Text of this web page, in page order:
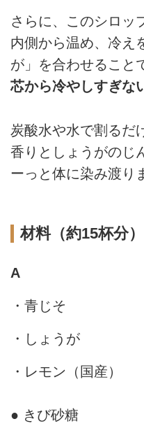
さらに、このシロッ
内側から温め、冷え
が」を合わせること
芯から冷やしすぎな
炭酸水や水で割るだ
香りとしょうがのじ
ーっと体に染み渡り
材料（約15杯分）
A
・青じそ
・しょうが
・レモン（国産）
● きび砂糖